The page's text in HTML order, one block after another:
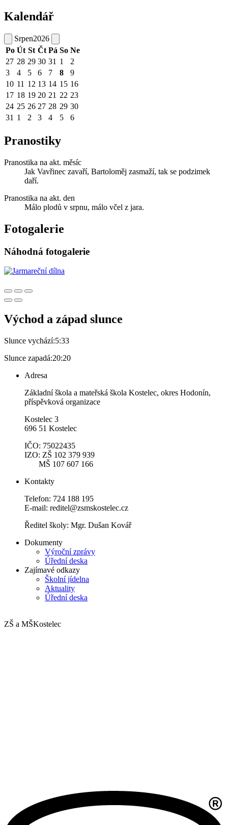
Kalendář
Srpen2026
Po Út St Čt Pá So Ne
27 28 29 30 31 1
2
3
4 5 6 7 8
9
10 11 12 13 14 15 16
17 18 19 20 21 22 23
24 25 26 27 28 29 30
31 1 2 3 4 5 6
Pranostiky
Pranostika na akt. měsíc
Jak Vavřinec zavaří, Bartoloměj zasmaží, tak se podzimek
daří.
Pranostika na akt. den
Málo plodů v srpnu, málo včel z jara.
Fotogalerie
Náhodná fotogalerie
Východ a západ slunce
Slunce vychází:5:33
Slunce zapadá:20:20
Adresa
Základní škola a mateřská škola Kostelec, okres Hodonín,
příspěvková organizace
Kostelec 3
696 51 Kostelec
IČO: 75022435
IZO: ZŠ 102 379 939
MŠ 107 607 166
Kontakty
Telefon: 724 188 195
E-mail: reditel@zsmskostelec.cz
Ředitel školy: Mgr. Dušan Kovář
Dokumenty
Výroční zprávy
Úřední deska
Zajímavé odkazy
Školní jídelna
Aktuality
Úřední deska
ZŠ a MŠKostelec